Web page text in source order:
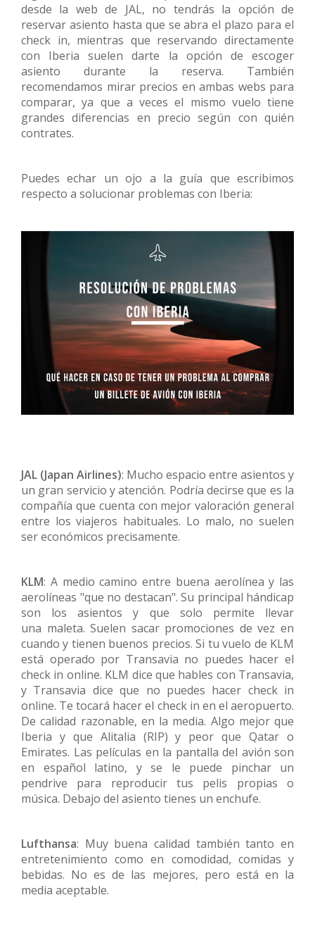
desde la web de JAL, no tendrás la opción de
reservar asiento hasta que se abra el plazo para el
check in, mientras que reservando directamente
con Iberia suelen darte la opción de escoger
asiento durante la reserva. También
recomendamos mirar precios en ambas webs para
comparar, ya que a veces el mismo vuelo tiene
grandes diferencias en precio según con quién
contrates.
Puedes echar un ojo a la guía que escribimos
respecto a solucionar problemas con Iberia:
JAL (Japan Airlines): Mucho espacio entre asientos y
un gran servicio y atención. Podría decirse que es la
compañía que cuenta con mejor valoración general
entre los viajeros habituales. Lo malo, no suelen
ser económicos precisamente.
KLM: A medio camino entre buena aerolínea y las
aerolíneas "que no destacan". Su principal hándicap
son los asientos y que solo permite llevar
una maleta. Suelen sacar promociones de vez en
cuando y tienen buenos precios. Si tu vuelo de KLM
está operado por Transavia no puedes hacer el
check in online. KLM dice que hables con Transavia,
y Transavia dice que no puedes hacer check in
online. Te tocará hacer el check in en el aeropuerto.
De calidad razonable, en la media. Algo mejor que
Iberia y que Alitalia (RIP) y peor que Qatar o
Emirates. Las películas en la pantalla del avión son
en español latino, y se le puede pinchar un
pendrive para reproducir tus pelis propias o
música. Debajo del asiento tienes un enchufe.
Lufthansa: Muy buena calidad también tanto en
entretenimiento como en comodidad, comidas y
bebidas. No es de las mejores, pero está en la
media aceptable.